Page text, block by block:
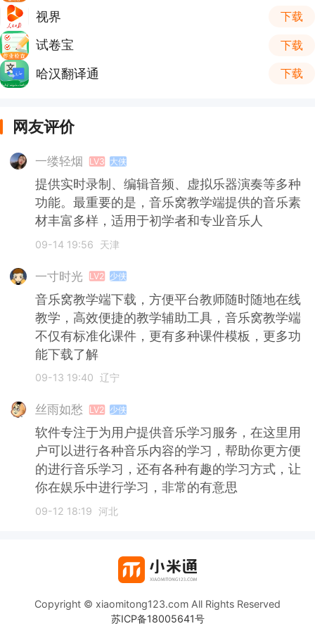
视界 下载
试卷宝 下载
哈汉翻译通 下载
网友评价
一缕轻烟 LV3 大侠
提供实时录制、编辑音频、虚拟乐器演奏等多种
功能。最重要的是，音乐窝教学端提供的音乐素
材丰富多样，适用于初学者和专业音乐人
09-14 19:56 天津
一寸时光 LV2 少侠
音乐窝教学端下载，方便平台教师随时随地在线
教学，高效便捷的教学辅助工具，音乐窝教学端
不仅有标准化课件，更有多种课件模板，更多功
能下载了解
09-13 19:40 辽宁
丝雨如愁 LV2 少侠
软件专注于为用户提供音乐学习服务，在这里用
户可以进行各种音乐内容的学习，帮助你更方便
的进行音乐学习，还有各种有趣的学习方式，让
你在娱乐中进行学习，非常的有意思
09-12 18:19 河北
Copyright © xiaomitong123.com All Rights Reserved
苏ICP备18005641号